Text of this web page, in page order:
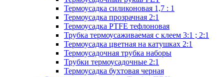
Термоусадка силиконовая 1,7 : 1
Термоусадка прозрачная 2:1
Термоусадка PTFE тефлоновая
Трубка термоусаживаемая с клеем 3:1 ; 2:1
Термоусадка цветная на катушках 2:1
Термоусадочная трубка наборы
Трубки термоусадочные 2:1
Термоусадка бухтовая черная